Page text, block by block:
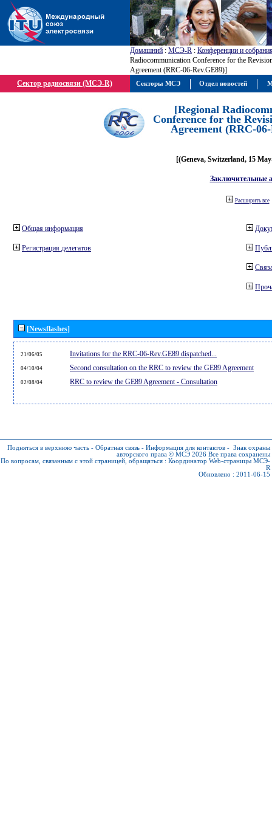
Домашний : МСЭ-R : Конференции и
Radiocommunication Conference for the
Agreement (RRC-06-Rev.GE89)]
Сектор радиосвязи (МСЭ-R)
[Regional
Conference for the
Agreement (RRC-
[(Geneva, Switzerland, 15
Заключительные
Расширить все
Общая информация
Регистрация делегатов
[Newsflashes]
21/06/05 Invitations for the RRC-06-Rev.GE89 dispatched...
04/10/04 Second consultation on the RRC to review the GE89 Agreement
02/08/04 RRC to review the GE89 Agreement - Consultation
Подняться в верхнюю часть - Обратная связь - Информация для контактов - Знак охраны
авторского права © МСЭ 2026 Все права сохранены
По вопросам, связанным с этой страницей, обращаться : Координатор Web-страницы МСЭ-
R
Обновлено : 2011-06-15
Секторы МСЭ Отдел новостей